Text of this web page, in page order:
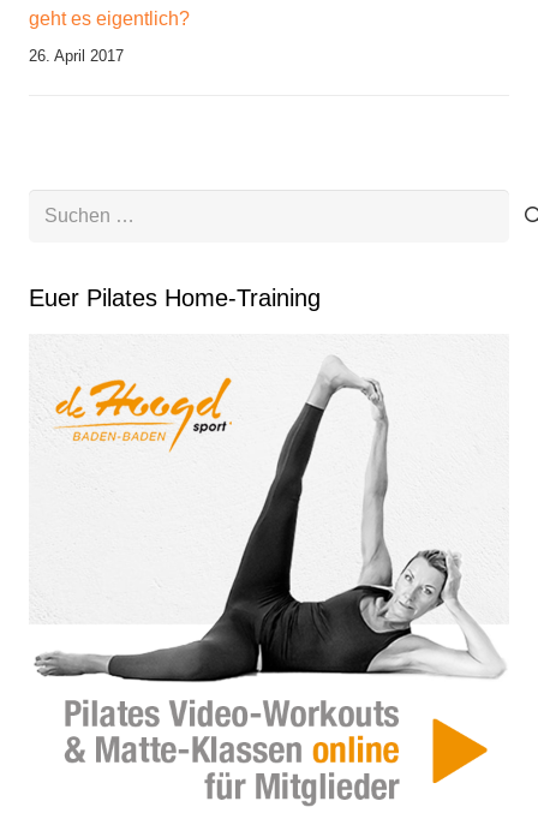
geht es eigentlich?
26. April 2017
Suchen
Euer Pilates Home-Training